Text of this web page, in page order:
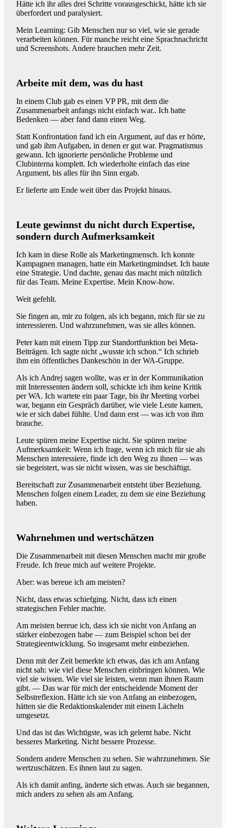
Hätte ich ihr alles drei Schritte vorausgeschickt, hätte ich sie
überfordert und paralysiert.
Mein Learning: Gib Menschen nur so viel, wie sie gerade
verarbeiten können. Für manche reicht eine Sprachnachricht
und Screenshots. Andere brauchen mehr Zeit.
Arbeite mit dem, was du hast
In einem Club gab es einen VP PR, mit dem die
Zusammenarbeit anfangs nicht einfach war.. Ich hatte
Bedenken — aber fand dann einen Weg.
Statt Konfrontation fand ich ein Argument, auf das er hörte,
und gab ihm Aufgaben, in denen er gut war. Pragmatismus
gewann. Ich ignorierte persönliche Probleme und
Clubinterna komplett. Ich wiederholte einfach das eine
Argument, bis alles für ihn Sinn ergab.
Er lieferte am Ende weit über das Projekt hinaus.
Leute gewinnst du nicht durch Expertise,
sondern durch Aufmerksamkeit
Ich kam in diese Rolle als Marketingmensch. Ich konnte
Kampagnen managen, hatte ein Marketingmindset. Ich baute
eine Strategie. Und dachte, genau das macht mich nützlich
für das Team. Meine Expertise. Mein Know-how.
Weit gefehlt.
Sie fingen an, mir zu folgen, als ich begann, mich für sie zu
interessieren. Und wahrzunehmen, was sie alles können.
Peter kam mit einem Tipp zur Standortfunktion bei Meta-
Beiträgen. Ich sagte nicht „wusste ich schon.“ Ich schrieb
ihm ein öffentliches Dankeschön in der WA-Gruppe.
Als ich Andrej sagen wollte, was er in der Kommunikation
mit Interessenten ändern soll, schickte ich ihm keine Kritik
per WA. Ich wartete ein paar Tage, bis ihr Meeting vorbei
war, begann ein Gespräch darüber, wie viele Leute kamen,
wie er sich dabei fühlte. Und dann erst — was ich von ihm
brauche.
Leute spüren meine Expertise nicht. Sie spüren meine
Aufmerksamkeit: Wenn ich frage, wenn ich mich für sie als
Menschen interessiere, finde ich den Weg zu ihnen — was
sie begeistert, was sie nicht wissen, was sie beschäftigt.
Bereitschaft zur Zusammenarbeit entsteht über Beziehung.
Menschen folgen einem Leader, zu dem sie eine Beziehung
haben.
Wahrnehmen und wertschätzen
Die Zusammenarbeit mit diesen Menschen macht mir große
Freude. Ich freue mich auf weitere Projekte.
Aber: was bereue ich am meisten?
Nicht, dass etwas schiefging. Nicht, dass ich einen
strategischen Fehler machte.
Am meisten bereue ich, dass ich sie nicht von Anfang an
stärker einbezogen habe — zum Beispiel schon bei der
Strategieentwicklung. So insgesamt mehr einbeziehen.
Denn mit der Zeit bemerkte ich etwas, das ich am Anfang
nicht sah: wie viel diese Menschen einbringen können. Wie
viel sie wissen. Wie viel sie leisten, wenn man ihnen Raum
gibt. — Das war für mich der entscheidende Moment der
Selbstreflexion. Hätte ich sie von Anfang an einbezogen,
hätten sie die Redaktionskalender mit einem Lächeln
umgesetzt.
Und das ist das Wichtigste, was ich gelernt habe. Nicht
besseres Marketing. Nicht bessere Prozesse.
Sondern andere Menschen zu sehen. Sie wahrzunehmen. Sie
wertzuschätzen. Es ihnen laut zu sagen.
Als ich damit anfing, änderte sich etwas. Auch sie begannen,
mich anders zu sehen als am Anfang.